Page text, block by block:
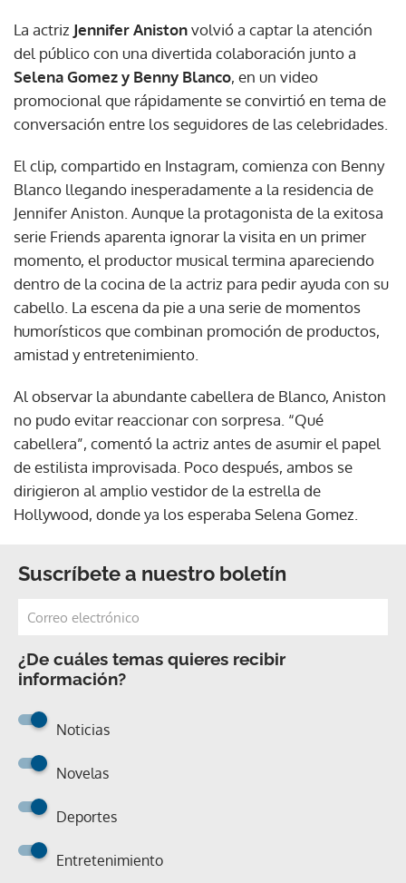
La actriz Jennifer Anistonvolvió a captar la atención
del público con una divertida colaboración junto a
Selena Gomez y Benny Blanco, en un video
promocional que rápidamente se convirtió en tema de
conversación entre los seguidores de las celebridades.
El clip, compartido en Instagram, comienza con Benny
Blanco llegando inesperadamente a la residencia de
Jennifer Aniston. Aunque la protagonista de la exitosa
serie Friends aparenta ignorar la visita en un primer
momento, el productor musical termina apareciendo
dentro de la cocina de la actriz para pedir ayuda con su
cabello. La escena da pie a una serie de momentos
humorísticos que combinan promoción de productos,
amistad y entretenimiento.
Al observar la abundante cabellera de Blanco, Aniston
no pudo evitar reaccionar con sorpresa. “Qué
cabellera”, comentó la actriz antes de asumir el papel
de estilista improvisada. Poco después, ambos se
dirigieron al amplio vestidor de la estrella de
Hollywood, donde ya los esperaba Selena Gomez.
Suscríbete a nuestro boletín
¿De cuáles temas quieres recibir
información?
Noticias
Novelas
Deportes
Entretenimiento